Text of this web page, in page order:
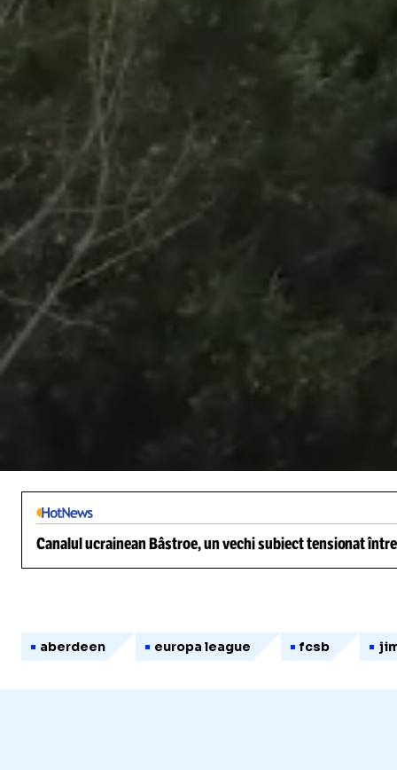
Canalul ucrainean Bâstroe, un vechi subiect tensionat
aberdeen europa league fcsb